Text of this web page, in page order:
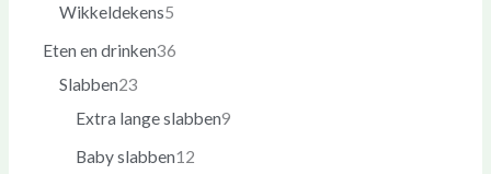
Wikkeldekens5
Eten en drinken36
Slabben23
Extra lange slabben9
Baby slabben12